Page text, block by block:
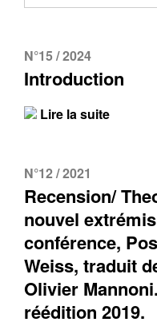
N°15 / 2024
Introduction
Lire la suite
N°12 / 2021
Recension/
nouvel
conférence,
Weiss, traduit
Olivier
réédition 2019.